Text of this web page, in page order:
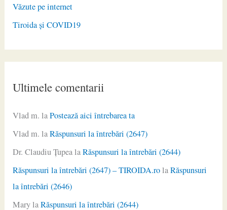
Văzute pe internet
Tiroida și COVID19
Ultimele comentarii
Vlad m. laPostează aici întrebarea ta
Vlad m. laRăspunsuri la întrebări (2647)
Dr. Claudiu ŢupealaRăspunsuri la întrebări (2644)
Răspunsuri la întrebări (2647) – TIROIDA.rolaRăspunsuri
la întrebări (2646)
MarylaRăspunsuri la întrebări (2644)